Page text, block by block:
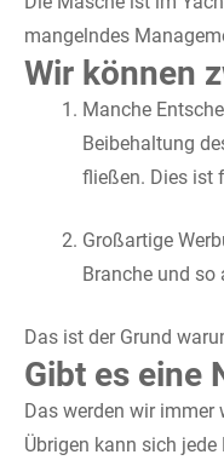
mangelndes
Wir können
Manche
Beibehaltung
fließen. Dies ist
Großartige
Branche und so
Das ist der Grund
Gibt es eine
Das werden wir immer
Übrigen kann sich